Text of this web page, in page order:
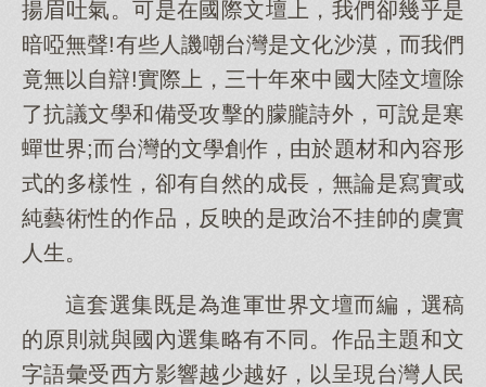
揚眉吐氣。可是在國際文壇上，我們卻幾乎是
暗啞無聲!有些人譏嘲台灣是文化沙漠，而我們
竟無以自辯!實際上，三十年來中國大陸文壇除
了抗議文學和備受攻擊的朦朧詩外，可說是寒
蟬世界;而台灣的文學創作，由於題材和內容形
式的多樣性，卻有自然的成長，無論是寫實或
純藝術性的作品，反映的是政治不挂帥的虞實
人生。
這套選集既是為進軍世界文壇而編，選稿
的原則就與國內選集略有不同。作品主題和文
字語彙受西方影響越少越好，以呈現台灣人民